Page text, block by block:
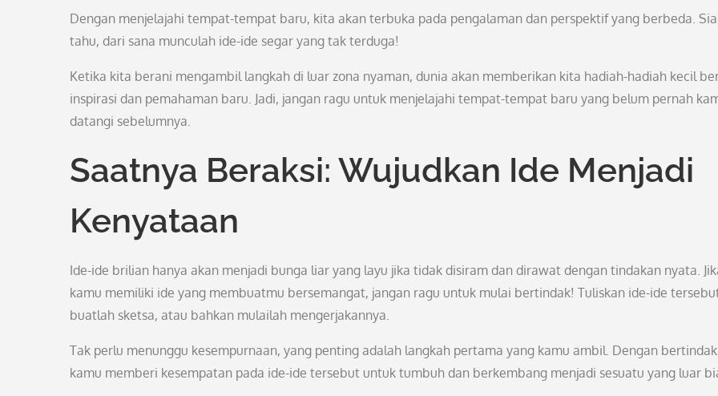
Dengan menjelajahi tempat-tempat baru, kita akan terbuka pada pengalaman dan perspektif yang berbeda.
tahu, dari sana munculah ide-ide segar yang tak terduga!
Ketika kita berani mengambil langkah di luar zona nyaman, dunia akan memberikan kita hadiah-hadiah kecil
inspirasi dan pemahaman baru. Jadi, jangan ragu untuk menjelajahi tempat-tempat baru yang belum pernah
datangi sebelumnya.
Saatnya Beraksi: Wujudkan Ide Menjadi
Kenyataan
Ide-ide brilian hanya akan menjadi bunga liar yang layu jika tidak disiram dan dirawat dengan tindakan nyata.
kamu memiliki ide yang membuatmu bersemangat, jangan ragu untuk mulai bertindak! Tuliskan ide-ide
buatlah sketsa, atau bahkan mulailah mengerjakannya.
Tak perlu menunggu kesempurnaan, yang penting adalah langkah pertama yang kamu ambil. Dengan
kamu memberi kesempatan pada ide-ide tersebut untuk tumbuh dan berkembang menjadi sesuatu yang luar